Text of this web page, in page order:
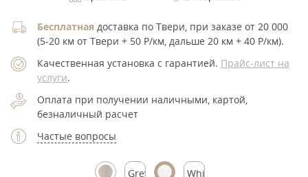
Бесплатная доставка по Твери, при заказе от 20 000
(5-20 км от Твери + 50 Р/км, дальше 20 км + 40 Р/км).
Качественная установка с гарантией. Прайс-лист на
услуги.
Оплата при получении наличными, картой,
безналичный расчет
Частые вопросы
Grey
White